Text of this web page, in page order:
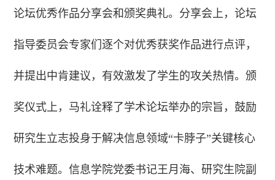
论坛优秀作品分享会和颁奖典礼。分享会上，论坛
指导委员会专家们逐个对优秀获奖作品进行点评，
并提出中肯建议，有效激发了学生的攻关热情。颁
奖仪式上，马礼诠释了学术论坛举办的宗旨，鼓励
研究生立志投身于解决信息领域“卡脖子”关键核心
技术难题。信息学院党委书记王月海、研究生院副